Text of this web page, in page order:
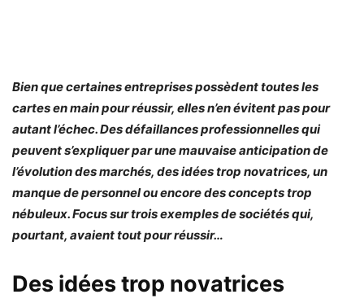
Bien que certaines entreprises possèdent toutes les
cartes en main pour réussir, elles n’en évitent pas pour
autant l’échec. Des défaillances professionnelles qui
peuvent s’expliquer par une mauvaise anticipation de
l’évolution des marchés, des idées trop novatrices, un
manque de personnel ou encore des concepts trop
nébuleux. Focus sur trois exemples de sociétés qui,
pourtant, avaient tout pour réussir…
Des idées trop novatrices